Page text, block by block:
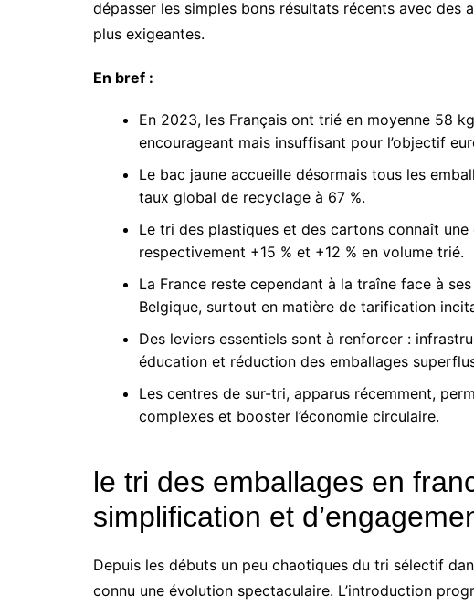
dépasser les simples bons résultats récents avec des
plus exigeantes.
En bref :
En 2023, les Français ont trié en moyenne 58
encourageant mais insuffisant pour l’objectif
Le bac jaune accueille désormais tous les
taux global de recyclage à 67 %.
Le tri des plastiques et des cartons connaît
respectivement +15 % et +12 % en volume trié.
La France reste cependant à la traîne face à
Belgique, surtout en matière de tarification
Des leviers essentiels sont à renforcer :
éducation et réduction des emballages
Les centres de sur-tri, apparus récemment,
complexes et booster l’économie circulaire.
le tri des emballages en
simplification et
Depuis les débuts un peu chaotiques du tri sélectif
connu une évolution spectaculaire. L’introduction